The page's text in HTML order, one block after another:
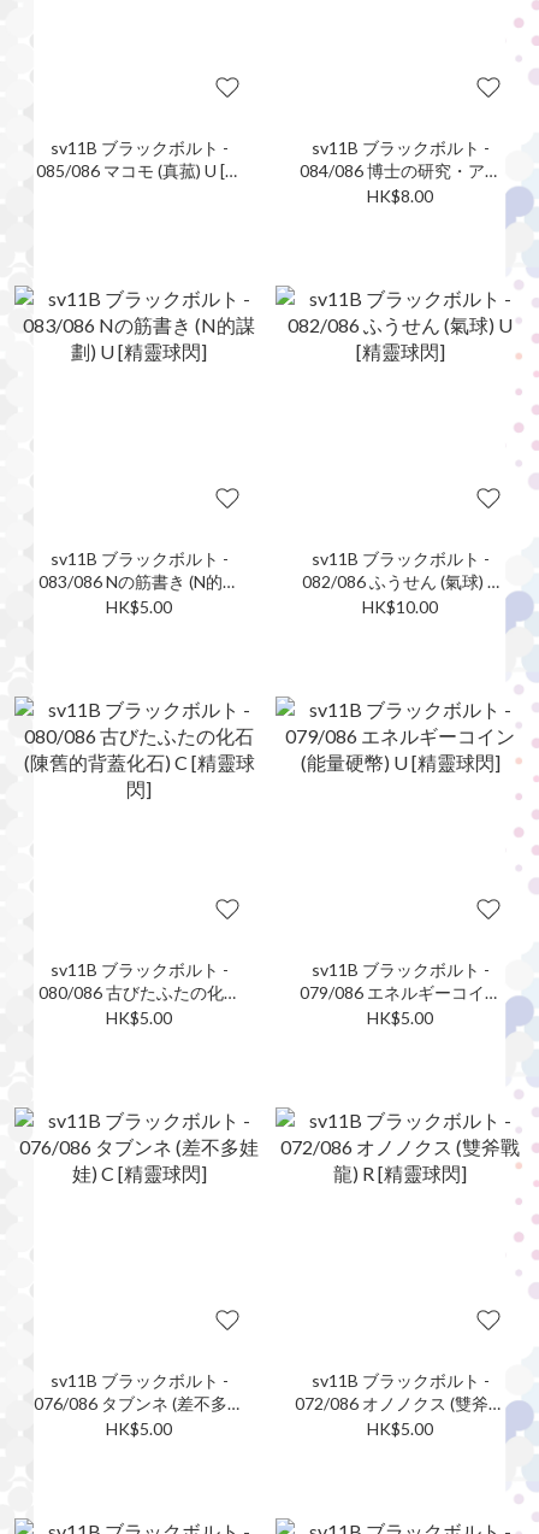
sv11B ブラックボルト -
085/086 マコモ (真菰) U [精
sv11B ブラックボルト -
084/086 博士の研究・アラ
ラギ博士 (博士的研究) U [精
HK$8.00
sv11B ブラックボルト -
083/086 Nの筋書き (N的謀
劃) U [精靈球閃]
HK$5.00
sv11B ブラックボルト -
082/086 ふうせん (氣球) U
[精靈球閃]
HK$10.00
sv11B ブラックボルト -
080/086 古びたふたの化石
(陳舊的背蓋化石) C [精靈球
HK$5.00
sv11B ブラックボルト -
079/086 エネルギーコイン
(能量硬幣) U [精靈球閃]
HK$5.00
sv11B ブラックボルト -
076/086 タブンネ (差不多娃
娃) C [精靈球閃]
HK$5.00
sv11B ブラックボルト -
072/086 オノノクス (雙斧戰
龍) R [精靈球閃]
HK$5.00